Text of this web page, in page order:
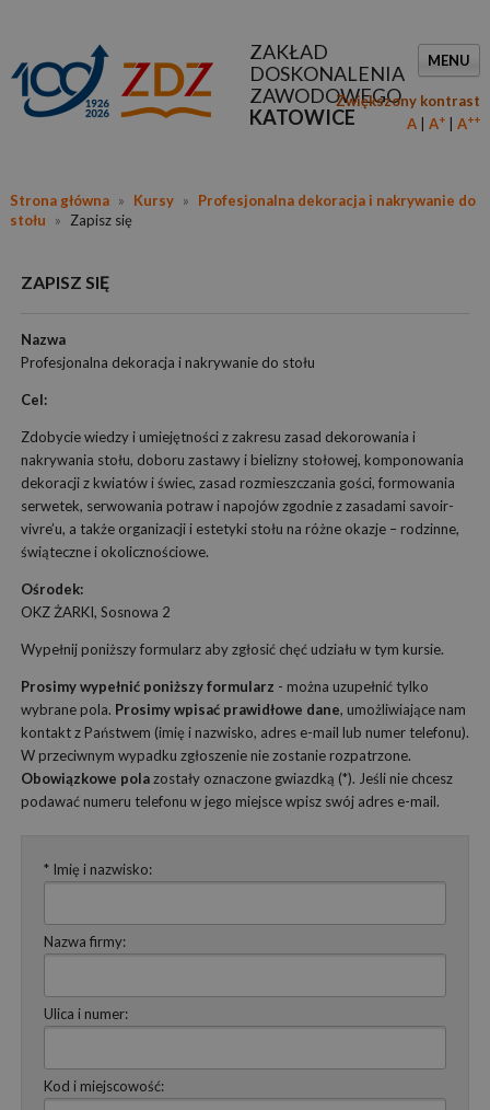
ZAKŁAD
DOSKONALENIA
ZAWODOWEGO
KATOWICE
MENU
Zwiększony kontrast
A
A+ A++
Strona główna » Kursy »
Profesjonalna dekoracja i nakrywanie do
stołu
» Zapisz się
ZAPISZ SIĘ
Nazwa
Profesjonalna dekoracja i nakrywanie do stołu
Cel:
Zdobycie wiedzy i umiejętności z zakresu zasad dekorowania i
nakrywania stołu, doboru zastawy i bielizny stołowej, komponowania
dekoracji z kwiatów i świec, zasad rozmieszczania gości, formowania
serwetek, serwowania potraw i napojów zgodnie z zasadami savoir-
vivre’u, a także organizacji i estetyki stołu na różne okazje – rodzinne,
świąteczne i okolicznościowe.
Ośrodek:
OKZ ŻARKI, Sosnowa 2
Wypełnij poniższy formularz aby zgłosić chęć udziału w tym kursie.
Prosimy wypełnić poniższy formularz - można uzupełnić tylko
wybrane pola. Prosimy wpisać prawidłowe dane, umożliwiające nam
kontakt z Państwem (imię i nazwisko, adres e-mail lub numer telefonu).
W przeciwnym wypadku zgłoszenie nie zostanie rozpatrzone.
Obowiązkowe polazostały oznaczone gwiazdką (*). Jeśli nie chcesz
podawać numeru telefonu w jego miejsce wpisz swój adres e-mail.
* Imię i nazwisko:
Nazwa firmy:
Ulica i numer:
Kod i miejscowość: